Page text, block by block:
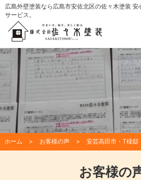
広島外壁塗装なら広島市安佐北区の佐々木塗装
サービス。
ホーム お客様の声 安芸高田市・T様邸
お客様の